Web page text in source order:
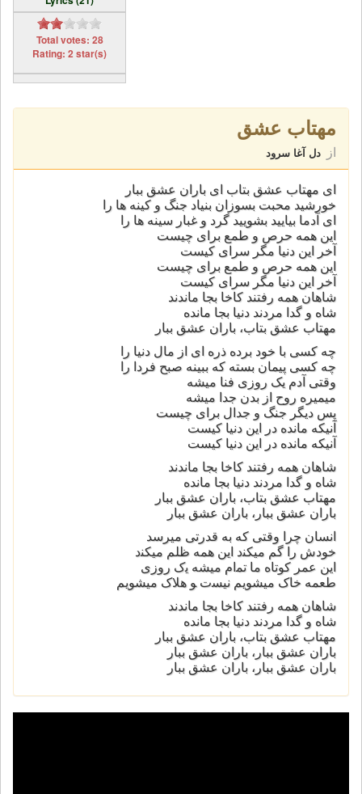
Total votes: 28
Rating: 2 star(s)
مهتاب عشق
از دل آغا سرود
ای مهتاب عشق بتاب ای باران عشق ببار
خورشید محبت بسوزان بنیاد جنگ و كینه ها را
ای آدما بیایید بشویید گرد و غبار سینه ها را
این همه حرص و طمع برای چیست
آخر این دنیا مگر سرای كیست
این همه حرص و طمع برای چیست
آخر این دنیا مگر سرای كیست
شاهان همه رفتند كاخا بجا ماندند
شاه و گدا مردند دنیا بجا مانده
مهتاب عشق بتاب، باران عشق ببار
چه كسی با خود برده ذره ای از مال دنیا را
چه كسی پیمان بسته كه ببینه صبح فردا را
وقتی آدم یک روزی فنا میشه
میمیره روح از بدن جدا میشه
پس دیگر جنگ و جدال برای چیست
آنیكه مانده در این دنیا كیست
آنیكه مانده در این دنیا كیست
شاهان همه رفتند كاخا بجا ماندند
شاه و گدا مردند دنیا بجا مانده
مهتاب عشق بتاب، باران عشق ببار
باران عشق ببار، باران عشق ببار
انسان چرا وقتی که به قدرتی میرسد
ﺧﻮﺩﺵ ﺭا ﮔﻢ ﻣﯿﮑﻨد ﺍﯾﻦ ﻫﻤﻪ ﻇﻠﻢ ﻣﯿﮑﻨد
ﺍﯾﻦ ﻋﻤﺮ ﮐﻮﺗﺎﻩ ﻣﺎ ﺗﻤاﻡ ﻣﯿﺸﻪ ﯾک ﺭﻭﺯﯼ
طعمه ﺧﺎﮎ ﻣﯿﺸﻮﯾﻢ ﻧﯿﺴت ﻮ ﻫﻼﮎ ﻣﯿﺸﻮﯾﻢ
شاهان همه رفتند كاخا بجا ماندند
شاه و گدا مردند دنیا بجا مانده
مهتاب عشق بتاب، باران عشق ببار
باران عشق ببار، باران عشق ببار
باران عشق ببار، باران عشق ببار